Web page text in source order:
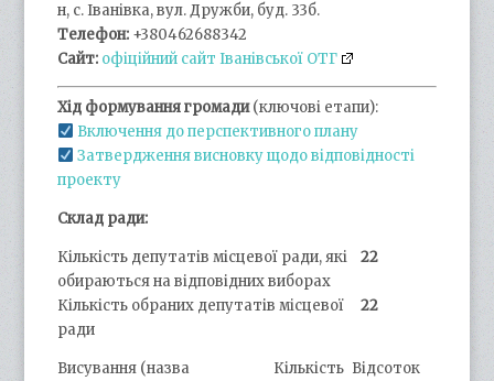
н, с. Іванівка, вул. Дружби, буд. 33б.
Телефон: +380462688342
Сайт: офіційний сайт Іванівської ОТГ
Хід формування громади(ключові етапи):
Включення до перспективного плану
Затвердження висновку щодо відповідності
проекту
Склад ради:
Кількість депутатів місцевої ради, які
обираються на відповідних виборах
22
Кількість обраних депутатів місцевої
ради
22
Висування (назва
Кількість Відсоток